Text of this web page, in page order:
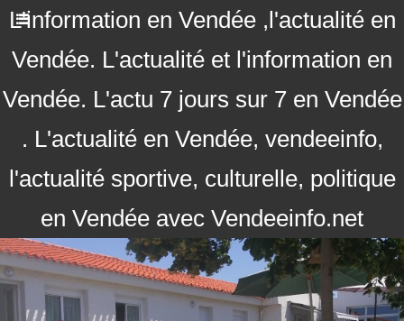
L'information en Vendée ,l'actualité en
Vendée. L'actualité et l'information en
Vendée. L'actu 7 jours sur 7 en Vendée
. L'actualité en Vendée, vendeeinfo,
l'actualité sportive, culturelle, politique
en Vendée avec Vendeeinfo.net